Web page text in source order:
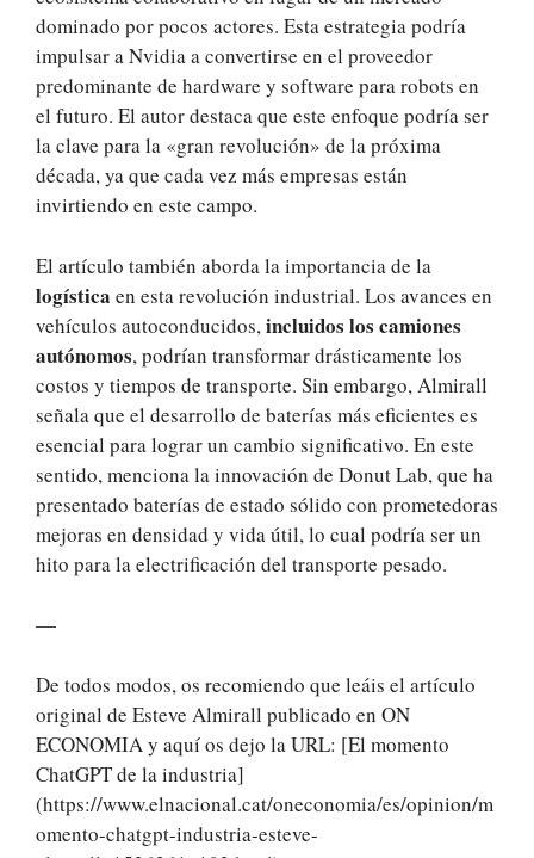
dominado por pocos actores. Esta estrategia podría
impulsar a Nvidia a convertirse en el proveedor
predominante de hardware y software para robots en
el futuro. El autor destaca que este enfoque podría ser
la clave para la «gran revolución» de la próxima
década, ya que cada vez más empresas están
invirtiendo en este campo.
El artículo también aborda la importancia de la
logística en esta revolución industrial. Los avances en
vehículos autoconducidos, incluidos los camiones
autónomos, podrían transformar drásticamente los
costos y tiempos de transporte. Sin embargo, Almirall
señala que el desarrollo de baterías más eficientes es
esencial para lograr un cambio significativo. En este
sentido, menciona la innovación de Donut Lab, que ha
presentado baterías de estado sólido con prometedoras
mejoras en densidad y vida útil, lo cual podría ser un
hito para la electrificación del transporte pesado.
—
De todos modos, os recomiendo que leáis el artículo
original de Esteve Almirall publicado en ON
ECONOMIA y aquí os dejo la URL: [El momento
ChatGPT de la industria]
(https://www.elnacional.cat/oneconomia/es/opinion/m
omento-chatgpt-industria-esteve-